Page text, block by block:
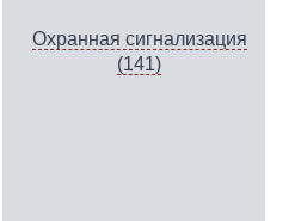
Охранная сигнализация
(141)